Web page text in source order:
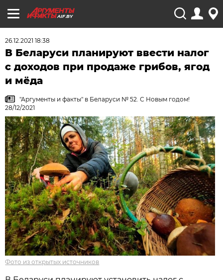
AIF.BY
26.12.2021 18:38
В Беларуси планируют ввести налог
с доходов при продаже грибов, ягод
и мёда
"Аргументы и факты" в Беларуси № 52. С Новым годом!
28/12/2021
Фото из открытых источников